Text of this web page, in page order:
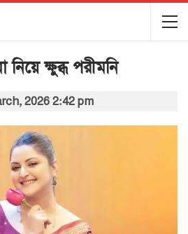
ক্ষুব্ধ পরীমনি
2026 2:42 pm